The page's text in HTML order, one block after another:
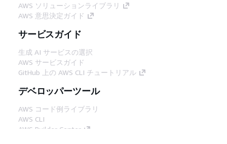
AWS ソリューションライブラリ
AWS 意思決定ガイド
サービスガイド
生成 AI サービスの選択
AWS サービスガイド
GitHub 上の AWS CLI チュートリアル
デベロッパーツール
AWS コード例ライブラリ
AWS CLI
AWS Builder Center